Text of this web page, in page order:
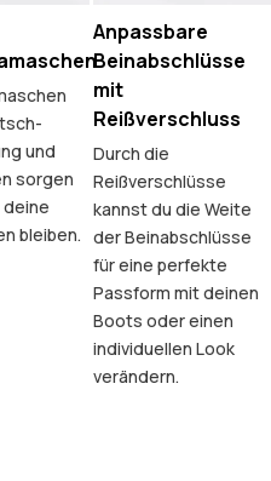
und
sorgen
deine
bleiben.
Anpassbare
Beinabschlüsse
mit
Reißverschluss
Durch die
Reißverschlüsse
kannst du die Weite
der Beinabschlüsse
für eine perfekte
Passform mit deinen
Boots oder einen
individuellen Look
verändern.